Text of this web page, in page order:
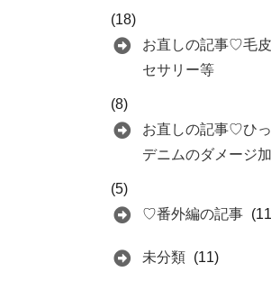
(18)
お直しの記事♡毛
セサリー等
(8)
お直しの記事♡ひ
デニムのダメージ
(5)
♡番外編の記事
未分類 (11)